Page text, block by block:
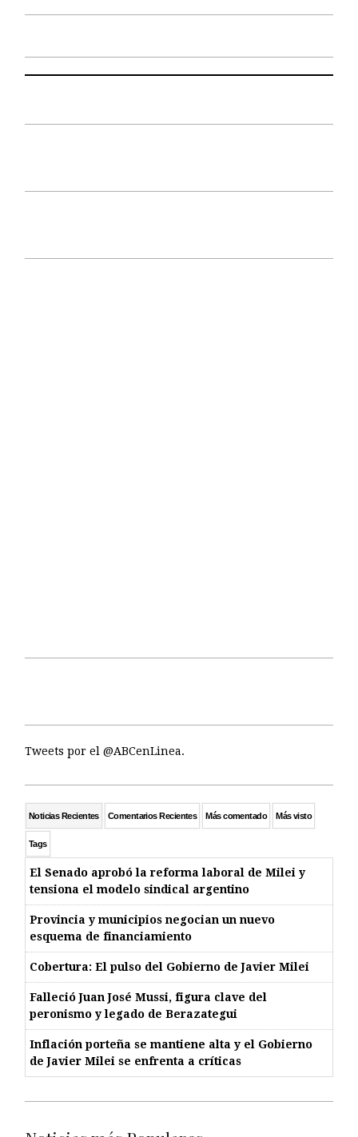
Tweets por el @ABCenLinea.
Noticias Recientes Comentarios Recientes Más comentado Más visto
Tags
El Senado aprobó la reforma laboral de Milei y
tensiona el modelo sindical argentino
Provincia y municipios negocian un nuevo
esquema de financiamiento
Cobertura: El pulso del Gobierno de Javier Milei
Falleció Juan José Mussi, figura clave del
peronismo y legado de Berazategui
Inflación porteña se mantiene alta y el Gobierno
de Javier Milei se enfrenta a críticas